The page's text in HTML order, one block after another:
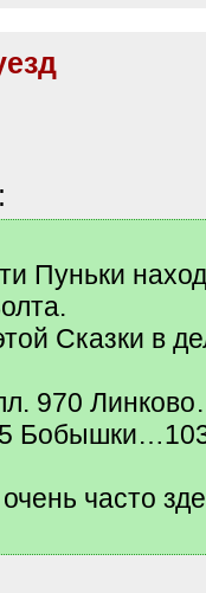
Пуньки
Сказки в
970
часто